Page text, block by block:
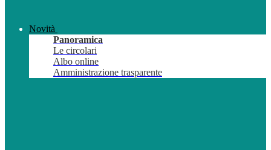
Novità
Panoramica
Le circolari
Albo online
Amministrazione trasparente